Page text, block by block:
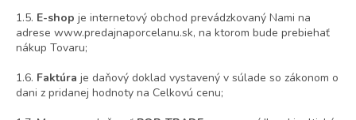
1.5. E-shop je internetový obchod prevádzkovaný Nami na
adrese www.predajnaporcelanu.sk, na ktorom bude prebiehať
nákup Tovaru;
1.6. Faktúra je daňový doklad vystavený v súlade so zákonom o
dani z pridanej hodnoty na Celkovú cenu;